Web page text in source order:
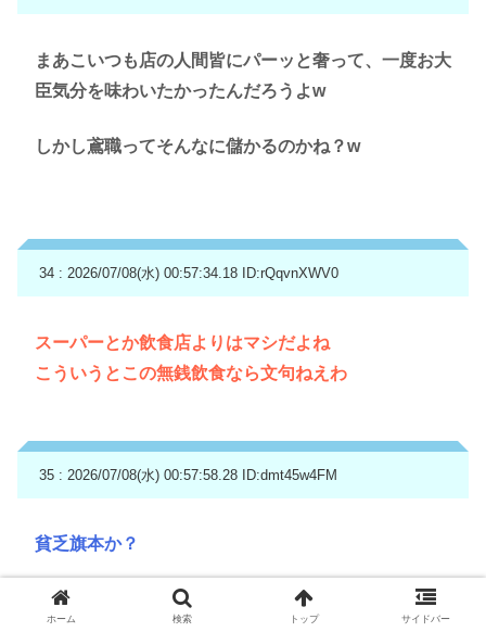
まあこいつも店の人間皆にパーッと奢って、一度お大
臣気分を味わいたかったんだろうよw
しかし鳶職ってそんなに儲かるのかね？w
34 : 2026/07/08(水) 00:57:34.18 ID:rQqvnXWV0
スーパーとか飲食店よりはマシだよね
こういうとこの無銭飲食なら文句ねえわ
35 : 2026/07/08(水) 00:57:58.28 ID:dmt45w4FM
貧乏旗本か？
ホーム 検索 トップ サイドバー